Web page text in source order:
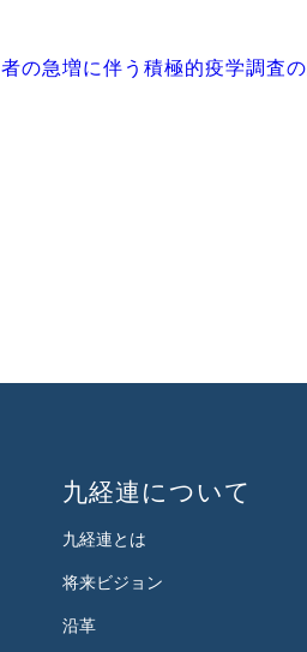
の急増に伴う積極的疫学調査
九経連について
九経連とは
将来ビジョン
沿革